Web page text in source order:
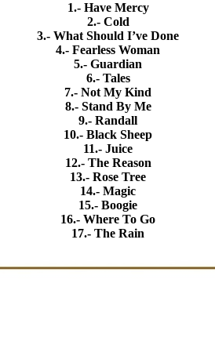
1.- Have Mercy
2.- Cold
3.- What Should I’ve Done
4.- Fearless Woman
5.- Guardian
6.- Tales
7.- Not My Kind
8.- Stand By Me
9.- Randall
10.- Black Sheep
11.- Juice
12.- The Reason
13.- Rose Tree
14.- Magic
15.- Boogie
16.- Where To Go
17.- The Rain